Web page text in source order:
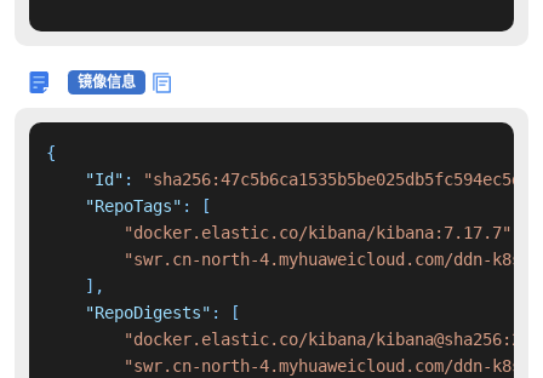
镜像信息
{
"Id" :
"RepoTags" :
[
"docker.elastic.co/kibana/kibana:7.17.7"
"swr.cn-north-4.myhuaweicloud.com/ddn-
] ,
"RepoDigests" :
[
"docker.elastic.co/kibana/
"swr.cn-north-4.myhuaweicloud.com/ddn-k8s/